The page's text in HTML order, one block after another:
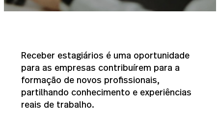
Receber estagiários é uma oportunidade
para as empresas contribuírem para a
formação de novos profissionais,
partilhando conhecimento e experiências
reais de trabalho.